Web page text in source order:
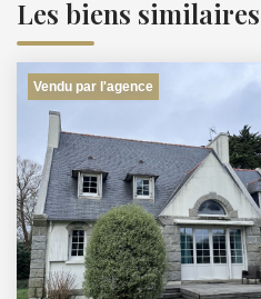
Les biens similaires
Vendu par l'agence